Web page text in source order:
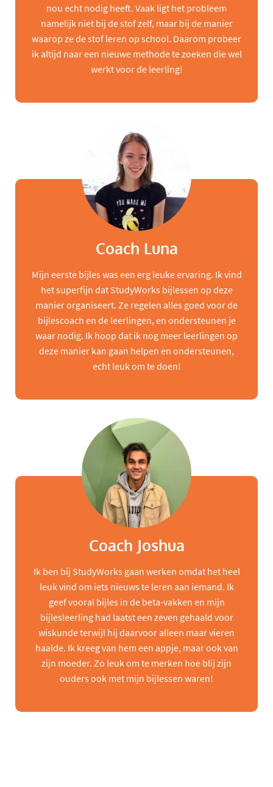
nou echt nodig heeft. Vaak ligt het probleem
namelijk niet bij de stof zelf, maar bij de manier
waarop ze de stof leren op school. Daarom probeer
ik altijd naar een nieuwe methode te zoeken die wel
werkt voor de leerling!
Coach Luna
Mijn eerste bijles was een erg leuke ervaring. Ik vind
het superfijn dat StudyWorks bijlessen op deze
manier organiseert. Ze regelen alles goed voor de
bijlescoach en de leerlingen, en ondersteunen je
waar nodig. Ik hoop dat ik nog meer leerlingen op
deze manier kan gaan helpen en ondersteunen,
echt leuk om te doen!
Coach Joshua
Ik ben bij StudyWorks gaan werken omdat het heel
leuk vind om iets nieuws te leren aan iemand. Ik
geef vooral bijles in de beta-vakken en mijn
bijlesleerling had laatst een zeven gehaald voor
wiskunde terwijl hij daarvoor alleen maar vieren
haalde. Ik kreeg van hem een appje, maar ook van
zijn moeder. Zo leuk om te merken hoe blij zijn
ouders ook met mijn bijlessen waren!